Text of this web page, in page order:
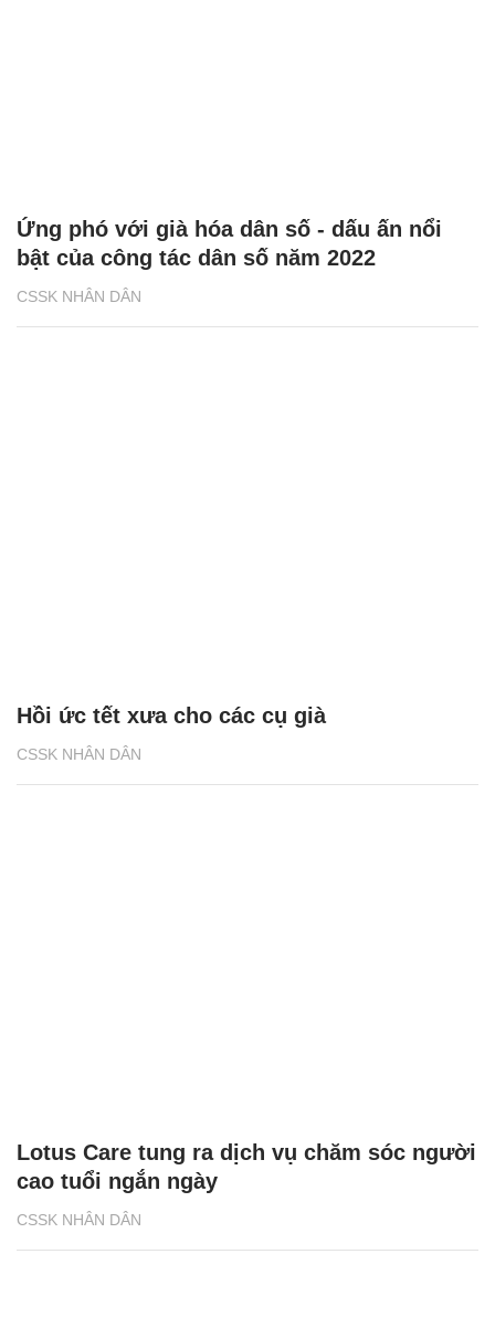
CSSK NHÂN DÂN
Ứng phó với già hóa dân số - dấu ấn nổi
bật của công tác dân số năm 2022
CSSK NHÂN DÂN
Hồi ức tết xưa cho các cụ già
CSSK NHÂN DÂN
Lotus Care tung ra dịch vụ chăm sóc người
cao tuổi ngắn ngày